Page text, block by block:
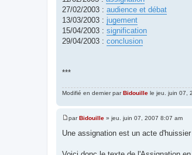
27/02/2003 : audience et débat
13/03/2003 : jugement
15/04/2003 : signification
29/04/2003 : conclusion
***
Modifié en dernier parBidouille le jeu. juin 07,
M
s
a
parBidouille » jeu. juin 07, 2007 8:07 am
Une assignation est un acte